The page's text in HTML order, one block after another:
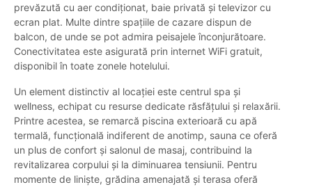
prevăzută cu aer condiționat, baie privată și televizor cu
ecran plat. Multe dintre spațiile de cazare dispun de
balcon, de unde se pot admira peisajele înconjurătoare.
Conectivitatea este asigurată prin internet WiFi gratuit,
disponibil în toate zonele hotelului.
Un element distinctiv al locației este centrul spa și
wellness, echipat cu resurse dedicate răsfățului și relaxării.
Printre acestea, se remarcă piscina exterioară cu apă
termală, funcțională indiferent de anotimp, sauna ce oferă
un plus de confort și salonul de masaj, contribuind la
revitalizarea corpului și la diminuarea tensiunii. Pentru
momente de liniște, grădina amenajată și terasa oferă